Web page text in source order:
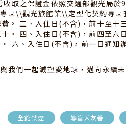
取之保證金依照交通部觀光局
專區\\觀光旅館業\\定型化契約
。 二、入住日(不含)，前十至
。 四、入住日(不含)，前四至
六、入住日(不含)，前一日通
我們一起減塑愛地球，邁向永續
全館禁煙 導盲犬友善